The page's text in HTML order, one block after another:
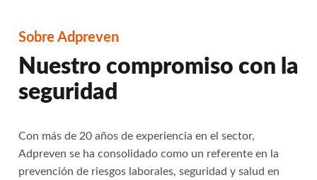
Sobre Adpreven
Nuestro compromiso con la
seguridad
Con más de 20 años de experiencia en el sector,
Adpreven se ha consolidado como un referente en la
prevención de riesgos laborales, seguridad y salud en